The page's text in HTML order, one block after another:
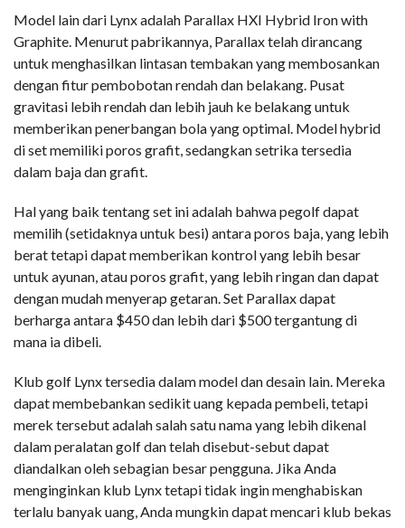
Model lain dari Lynx adalah Parallax HXI Hybrid Iron with
Graphite. Menurut pabrikannya, Parallax telah dirancang
untuk menghasilkan lintasan tembakan yang membosankan
dengan fitur pembobotan rendah dan belakang. Pusat
gravitasi lebih rendah dan lebih jauh ke belakang untuk
memberikan penerbangan bola yang optimal. Model hybrid
di set memiliki poros grafit, sedangkan setrika tersedia
dalam baja dan grafit.
Hal yang baik tentang set ini adalah bahwa pegolf dapat
memilih (setidaknya untuk besi) antara poros baja, yang lebih
berat tetapi dapat memberikan kontrol yang lebih besar
untuk ayunan, atau poros grafit, yang lebih ringan dan dapat
dengan mudah menyerap getaran. Set Parallax dapat
berharga antara $450 dan lebih dari $500 tergantung di
mana ia dibeli.
Klub golf Lynx tersedia dalam model dan desain lain. Mereka
dapat membebankan sedikit uang kepada pembeli, tetapi
merek tersebut adalah salah satu nama yang lebih dikenal
dalam peralatan golf dan telah disebut-sebut dapat
diandalkan oleh sebagian besar pengguna. Jika Anda
menginginkan klub Lynx tetapi tidak ingin menghabiskan
terlalu banyak uang, Anda mungkin dapat mencari klub bekas